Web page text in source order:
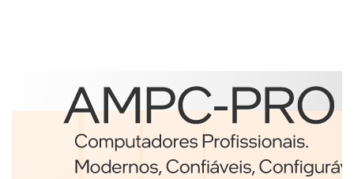
Etiquetas
Brother BCS-1J074102-121
etiqueta para impressão
Branco
€98,75